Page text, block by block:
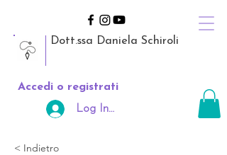
Dott.ssa Daniela Schiroli
Accedi o registrati
Log In Area Riservata
< Indietro